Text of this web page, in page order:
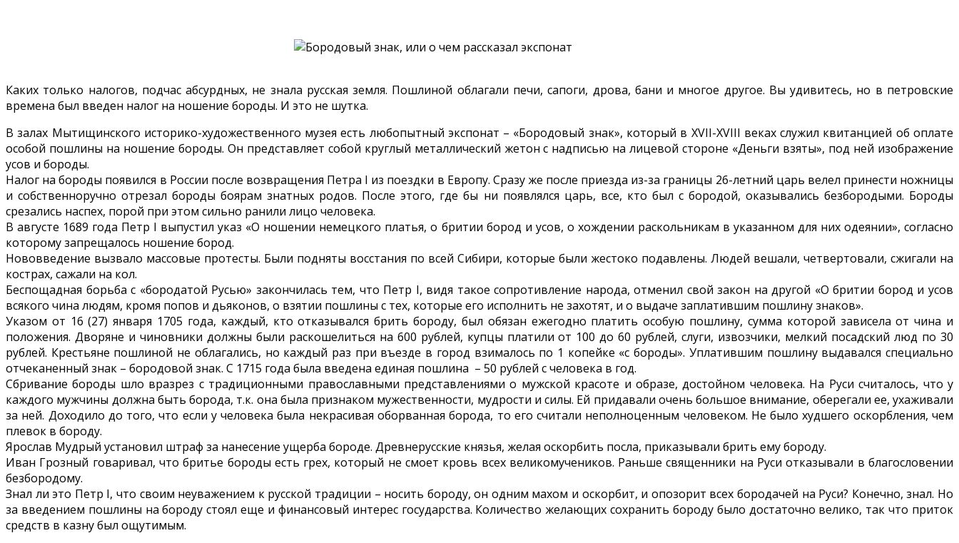
Каких только налогов, подчас абсурдных, не знала русская земля. Пошлиной облагали печи, сапоги, дрова, бани и многое другое. Вы удивитесь, но в петровские
времена был введен налог на ношение бороды. И это не шутка.
В залах Мытищинского историко-художественного музея есть любопытный экспонат – «Бородовый знак», который в XVII-XVIII веках служил квитанцией об оплате
особой пошлины на ношение бороды. Он представляет собой круглый металлический жетон с надписью на лицевой стороне «Деньги взяты», под ней изображение
усов и бороды.
Налог на бороды появился в России после возвращения Петра I из поездки в Европу. Сразу же после приезда из-за границы 26-летний царь велел принести ножницы
и собственноручно отрезал бороды боярам знатных родов. После этого, где бы ни появлялся царь, все, кто был с бородой, оказывались безбородыми. Бороды
срезались наспех, порой при этом сильно ранили лицо человека.
В августе 1689 года Петр I выпустил указ «О ношении немецкого платья, о бритии бород и усов, о хождении раскольникам в указанном для них одея­нии», согласно
которому запрещалось ношение бород.
Нововведение вызвало массовые протесты. Были подняты восстания по всей Сибири, которые были жестоко подавлены. Людей вешали, четвертовали, сжигали на
кострах, сажали на кол.
Беспощадная борьба с «бородатой Русью» закончилась тем, что Петр I, видя такое сопротивление народа, отменил свой закон на другой «О бритии бород и усов
всякого чина людям, кромя попов и дьяконов, о взятии пошлины с тех, которые его исполнить не захотят, и о выдаче заплатившим пошлину знаков».
Указом от 16 (27) января 1705 года, каждый, кто отказывался брить бороду, был обязан ежегодно платить особую пошлину, сумма которой зависела от чина и
положения. Дворяне и чиновники должны были раскошелиться на 600 руб­лей, купцы платили от 100 до 60 руб­лей, слуги, извозчики, мелкий посадский люд по 30
рублей. Крестьяне пошлиной не облагались, но каждый раз при въезде в город взималось по 1 копейке «с бороды». Уплатившим пошлину выдавался специально
отчеканенный знак – бородовой знак. С 1715 года была введена единая пошлина – 50 руб­лей с человека в год.
Сбривание бороды шло вразрез с традиционными православными представлениями о мужской красоте и образе, достойном человека. На Руси считалось, что у
каждого мужчины должна быть борода, т.к. она была признаком мужественности, мудрости и силы. Ей придавали очень большое внимание, оберегали ее, ухаживали
за ней. Доходило до того, что если у человека была некрасивая оборванная борода, то его считали неполноценным человеком. Не было худшего оскорбления, чем
плевок в бороду.
Ярослав Мудрый установил штраф за нанесение ущерба бороде. Древнерусские князья, желая оскорбить посла, приказывали брить ему бороду.
Иван Грозный говаривал, что бритье бороды есть грех, который не смоет кровь всех великомучеников. Раньше священники на Руси отказывали в благословении
безбородому.
Знал ли это Петр I, что своим неуважением к русской традиции – носить бороду, он одним махом и оскорбит, и опозорит всех бородачей на Руси? Конечно, знал. Но
за введением пошлины на бороду стоял еще и финансовый интерес государства. Количество желающих сохранить бороду было достаточно велико, так что приток
средств в казну был ощутимым.